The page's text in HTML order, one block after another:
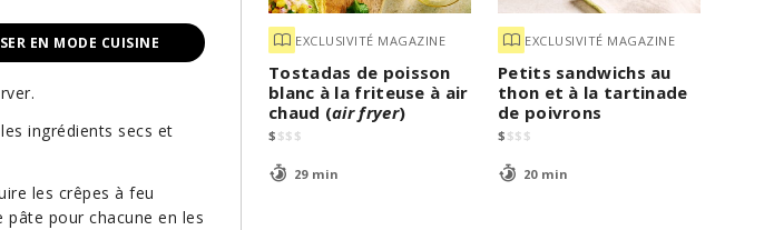
EXCLUSIVITÉ MAGAZINE
Tostadas de poisson
blanc à la friteuse à air
chaud (air fryer)
$ $$ $
29 min
EXCLUSIVITÉ MAGAZINE
Petits sandwichs au
thon et à la tartinade
de poivrons
$ $$ $
20 min
EN MODE CUISINE
ingrédients secs et
les crêpes à feu
pour chacune en les